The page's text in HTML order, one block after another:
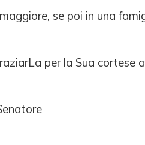
se poi in una
per la Sua cortese